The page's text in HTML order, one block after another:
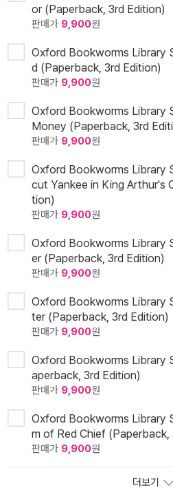
or (Paperback, 3rd Edition)
판매가 9,900원
Oxford Bookworms Library
d (Paperback, 3rd Edition)
판매가 9,900원
Oxford Bookworms Library
Money (Paperback, 3rd
판매가 9,900원
Oxford Bookworms Library
cut Yankee in King Arthur's
tion)
판매가 9,900원
Oxford Bookworms Library
er (Paperback, 3rd Edition)
판매가 9,900원
Oxford Bookworms Library
ter (Paperback, 3rd Edition)
판매가 9,900원
Oxford Bookworms Library
aperback, 3rd Edition)
판매가 9,900원
Oxford Bookworms Library
m of Red Chief (Paperback,
판매가 9,900원
더보기